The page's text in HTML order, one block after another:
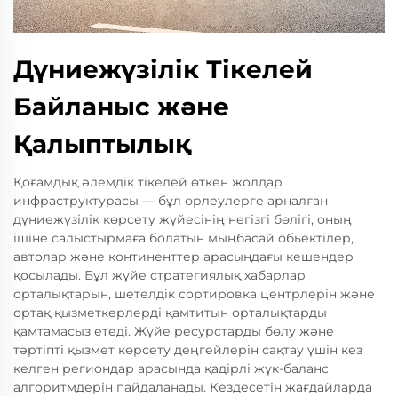
Дүниежүзілік Тікелей
Байланыс және
Қалыптылық
Қоғамдық әлемдік тікелей өткен жолдар
инфраструктурасы — бұл өрлеулерге арналған
дүниежүзілік көрсету жүйесінің негізгі бөлігі, оның
ішіне салыстырмаға болатын мыңбасай обьектілер,
автолар және континенттер арасындағы кешендер
қосылады. Бұл жүйе стратегиялық хабарлар
орталықтарын, шетелдік сортировка центрлерін және
ортақ қызметкерлерді қамтитын орталықтарды
қамтамасыз етеді. Жүйе ресурстарды бөлу және
тәртіпті қызмет көрсету деңгейлерін сақтау үшін кез
келген региондар арасында қадірлі жүк-баланс
алгоритмдерін пайдаланады. Кездесетін жағдайларда